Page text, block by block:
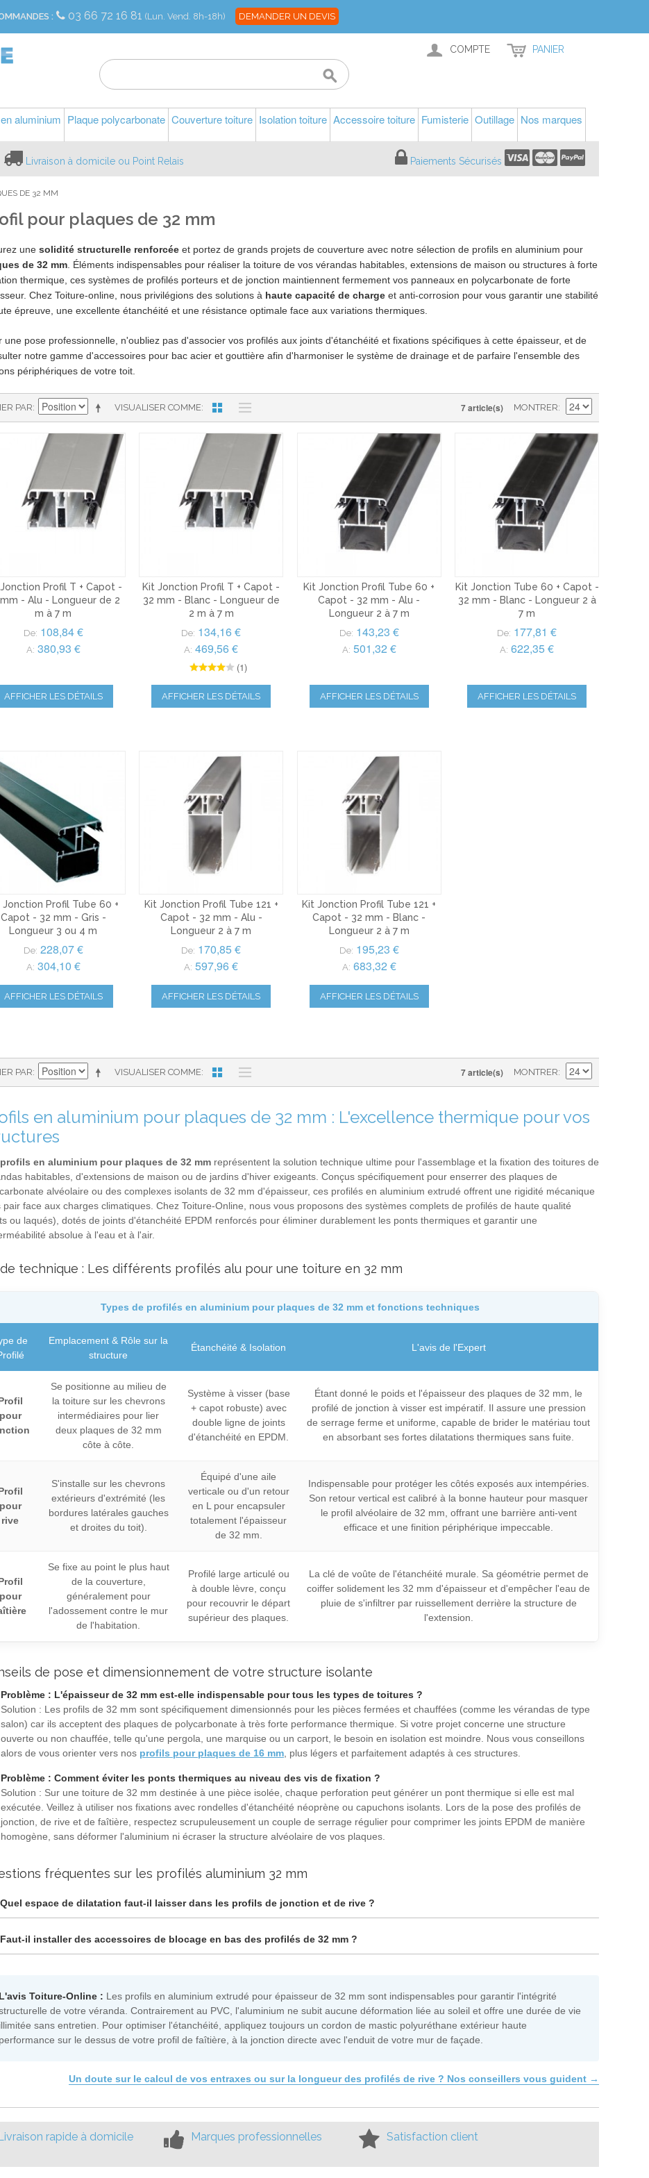
: 03 66 72 16 81 (Lun. Vend. 8h-18h) DEMANDER UN DEVIS
COMPTE PANIER
aluminium Plaque polycarbonate Couverture toiture Isolation toiture Accessoire toiture Fumisterie Outillage Nos marques
Livraison à domicile ou Point Relais Paiements Sécurisés
DE 32 MM
pour plaques de 32 mm
une solidité structurelle renforcée et portez de grands projets de couverture avec notre sélection de profils en aluminium pour
de 32 mm . Éléments indispensables pour réaliser la toiture de vos vérandas habitables, extensions de maison ou structures à forte
thermique, ces systèmes de profilés porteurs et de jonction maintiennent fermement vos panneaux en polycarbonate de forte
Chez Toiture-online, nous privilégions des solutions à haute capacité de charge et anti-corrosion pour vous garantir une stabilité
épreuve, une excellente étanchéité et une résistance optimale face aux variations thermiques.
une pose professionnelle, n'oubliez pas d'associer vos profilés aux joints d'étanchéité et fixations spécifiques à cette épaisseur, et de
notre gamme d'accessoires pour bac acier et gouttière afin d'harmoniser le système de drainage et de parfaire l'ensemble des
périphériques de votre toit.
VISUALISER COMME
PAR 7 article(s) MONTRER
Profil T + Capot -
- Alu - Longueur de 2
m à 7 m
De: 108,84 €
A: 380,93 €
AFFICHER LES DÉTAILS
Kit Jonction Profil T + Capot -
32 mm - Blanc - Longueur de
2 m à 7 m
De: 134,16 €
A: 469,56 €
(1)
AFFICHER LES DÉTAILS
Kit Jonction Profil Tube 60 +
Capot - 32 mm - Alu -
Longueur 2 à 7 m
De: 143,23 €
A: 501,32 €
AFFICHER LES DÉTAILS
Kit Jonction Tube 60 + Capot -
32 mm - Blanc - Longueur 2 à
7 m
De: 177,81 €
A: 622,35 €
AFFICHER LES DÉTAILS
Jonction Profil Tube 60 +
Capot - 32 mm - Gris -
Longueur 3 ou 4 m
De: 228,07 €
A: 304,10 €
AFFICHER LES DÉTAILS
Kit Jonction Profil Tube 121 +
Capot - 32 mm - Alu -
Longueur 2 à 7 m
De: 170,85 €
A: 597,96 €
AFFICHER LES DÉTAILS
Kit Jonction Profil Tube 121 +
Capot - 32 mm - Blanc -
Longueur 2 à 7 m
De: 195,23 €
A: 683,32 €
AFFICHER LES DÉTAILS
VISUALISER COMME
PAR 7 article(s) MONTRER
en aluminium pour plaques de 32 mm : L'excellence thermique pour vos
profils en aluminium pour plaques de 32 mm représentent la solution technique ultime pour l'assemblage et la fixation des toitures de
habitables, d'extensions de maison ou de jardins d'hiver exigeants. Conçus spécifiquement pour enserrer des plaques de
alvéolaire ou des complexes isolants de 32 mm d'épaisseur, ces profilés en aluminium extrudé offrent une rigidité mécanique
pair face aux charges climatiques. Chez Toiture-Online, nous vous proposons des systèmes complets de profilés de haute qualité
ou laqués), dotés de joints d'étanchéité EPDM renforcés pour éliminer durablement les ponts thermiques et garantir une
absolue à l'eau et à l'air.
technique : Les différents profilés alu pour une toiture en 32 mm
Types de profilés en aluminium pour plaques de 32 mm et fonctions techniques
de
Emplacement & Rôle sur la
structure
Étanchéité & Isolation L'avis de l'Expert
pour
Se positionne au milieu de
la toiture sur les chevrons
intermédiaires pour lier
deux plaques de 32 mm
côte à côte.
Système à visser (base
+ capot robuste) avec
double ligne de joints
d'étanchéité en EPDM.
Étant donné le poids et l'épaisseur des plaques de 32 mm, le
profilé de jonction à visser est impératif. Il assure une pression
de serrage ferme et uniforme, capable de brider le matériau tout
en absorbant ses fortes dilatations thermiques sans fuite.
pour
rive
S'installe sur les chevrons
extérieurs d'extrémité (les
bordures latérales gauches
et droites du toit).
Équipé d'une aile
verticale ou d'un retour
en L pour encapsuler
totalement l'épaisseur
de 32 mm.
Indispensable pour protéger les côtés exposés aux intempéries.
Son retour vertical est calibré à la bonne hauteur pour masquer
le profil alvéolaire de 32 mm, offrant une barrière anti-vent
efficace et une finition périphérique impeccable.
pour
Se fixe au point le plus haut
de la couverture,
généralement pour
l'adossement contre le mur
de l'habitation.
Profilé large articulé ou
à double lèvre, conçu
pour recouvrir le départ
supérieur des plaques.
La clé de voûte de l'étanchéité murale. Sa géométrie permet de
coiffer solidement les 32 mm d'épaisseur et d'empêcher l'eau de
pluie de s'infiltrer par ruissellement derrière la structure de
l'extension.
de pose et dimensionnement de votre structure isolante
Problème : L'épaisseur de 32 mm est-elle indispensable pour tous les types de toitures ?
Solution : Les profils de 32 mm sont spécifiquement dimensionnés pour les pièces fermées et chauffées (comme les vérandas de type
salon) car ils acceptent des plaques de polycarbonate à très forte performance thermique. Si votre projet concerne une structure
ouverte ou non chauffée, telle qu'une pergola, une marquise ou un carport, le besoin en isolation est moindre. Nous vous conseillons
alors de vous orienter vers nos profils pour plaques de 16 mm, plus légers et parfaitement adaptés à ces structures.
Problème : Comment éviter les ponts thermiques au niveau des vis de fixation ?
Solution : Sur une toiture de 32 mm destinée à une pièce isolée, chaque perforation peut générer un pont thermique si elle est mal
exécutée. Veillez à utiliser nos fixations avec rondelles d'étanchéité néoprène ou capuchons isolants. Lors de la pose des profilés de
jonction, de rive et de faîtière, respectez scrupuleusement un couple de serrage régulier pour comprimer les joints EPDM de manière
homogène, sans déformer l'aluminium ni écraser la structure alvéolaire de vos plaques.
fréquentes sur les profilés aluminium 32 mm
espace de dilatation faut-il laisser dans les profils de jonction et de rive ?
il installer des accessoires de blocage en bas des profilés de 32 mm ?
L'avis Toiture-Online : Les profils en aluminium extrudé pour épaisseur de 32 mm sont indispensables pour garantir l'intégrité
de votre véranda. Contrairement au PVC, l'aluminium ne subit aucune déformation liée au soleil et offre une durée de vie
illimitée sans entretien. Pour optimiser l'étanchéité, appliquez toujours un cordon de mastic polyuréthane extérieur haute
performance sur le dessus de votre profil de faîtière, à la jonction directe avec l'enduit de votre mur de façade.
Un doute sur le calcul de vos entraxes ou sur la longueur des profilés de rive ? Nos conseillers vous guident →
Livraison rapide à domicile Marques professionnelles Satisfaction client